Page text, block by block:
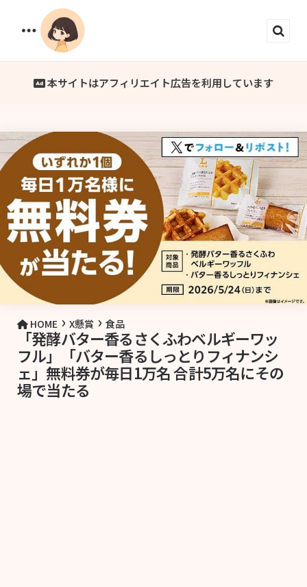
Menu
本サイトはアフィリエイト広告を利用しています
HOME › X懸賞 › 食品
「発酵バター香るさくふわベルギーワッ
フル」「バター香るしっとりフィナンシ
ェ」無料券が毎日1万名 合計5万名にその
場で当たる